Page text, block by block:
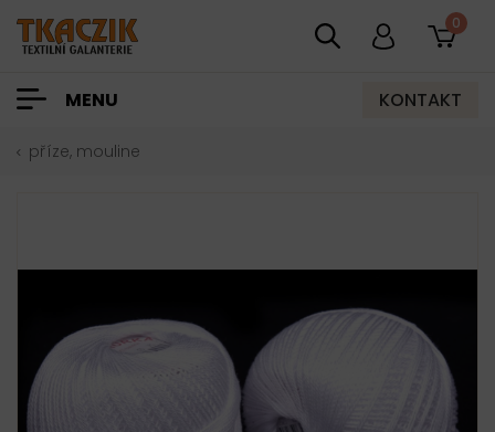
0
MENU KONTAKT
příze, mouline